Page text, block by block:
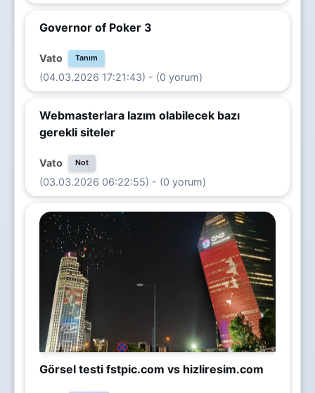
Governor of Poker 3
Vato Tanım
(04.03.2026 17:21:43) - (0 yorum)
Webmasterlara lazım olabilecek bazı
gerekli siteler
Vato Not
(03.03.2026 06:22:55) - (0 yorum)
Görsel testi fstpic.com vs hizliresim.com